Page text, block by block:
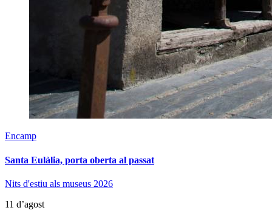
Encamp
Santa Eulàlia, porta oberta al passat
Nits d'estiu als museus 2026
11 d’agost